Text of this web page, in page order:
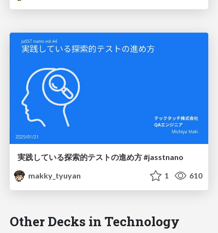
実践している探索的テストの進め方 #jasstnano
makky_tyuyan
1 610
Other Decks in Technology